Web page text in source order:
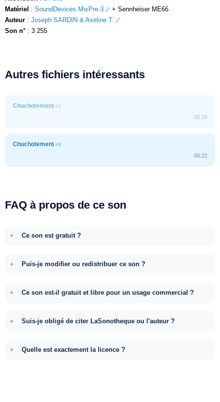
Matériel : SoundDevices MixPre-3
+ Sennheiser ME66
Auteur : Joseph SARDIN & Axeline T.
Son n° : 3 255
Autres fichiers intéressants
Chuchotement #1
00:29
Chuchotement #2
00:22
FAQ à propos de ce son
Ce son est gratuit ?
Puis-je modifier ou redistribuer ce son ?
Ce son est-il gratuit et libre pour un usage commercial ?
Suis-je obligé de citer LaSonotheque ou l'auteur ?
Quelle est exactement la licence ?